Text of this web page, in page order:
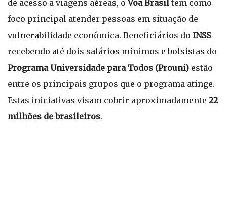
de acesso a viagens aéreas, o Voa Brasil tem como
foco principal atender pessoas em situação de
vulnerabilidade econômica. Beneficiários do INSS
recebendo até dois salários mínimos e bolsistas do
Programa Universidade para Todos (Prouni) estão
entre os principais grupos que o programa atinge.
Estas iniciativas visam cobrir aproximadamente 22
milhões de brasileiros.